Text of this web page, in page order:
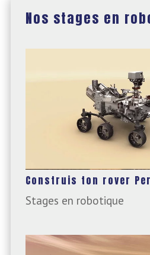
Nos stages en
Construis ton rover
Stages en robotique